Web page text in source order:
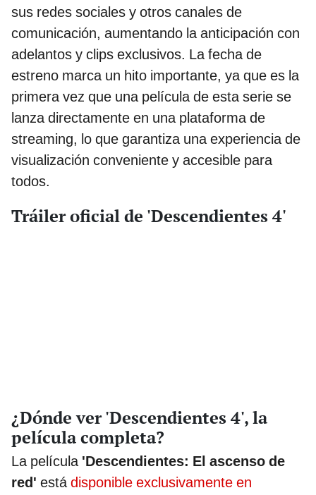
sus redes sociales y otros canales de
comunicación, aumentando la anticipación con
adelantos y clips exclusivos. La fecha de
estreno marca un hito importante, ya que es la
primera vez que una película de esta serie se
lanza directamente en una plataforma de
streaming, lo que garantiza una experiencia de
visualización conveniente y accesible para
todos.
Tráiler oficial de 'Descendientes 4'
¿Dónde ver 'Descendientes 4', la
película completa?
La película 'Descendientes: El ascenso de
red' está disponible exclusivamente en